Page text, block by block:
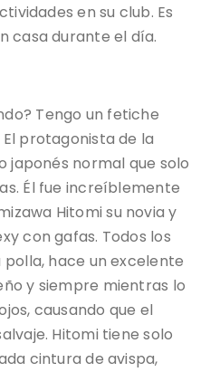
en su club. Es
casa durante el día.
Tengo un fetiche
protagonista de la
japonés normal que solo
Él fue increíblemente
Hitomi su novia y
con gafas. Todos los
hace un excelente
y siempre mientras lo
causando que el
Hitomi tiene solo
cintura de avispa,